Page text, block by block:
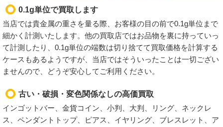
0.1g単位で買取します
当店では貴金属の重さを量る際、お客様の目の前で0.1g単位まで
細かく計測いたします。他の買取店ではお品物を裏に持っていっ
て計測したり、0.1g単位の端数は切り捨てて買取価格を計算する
ケースもあるようですが、当店ではそういったことは一切ござい
ませんので、どうぞ安心してご利用ください。
古い・破損・変色関係なしの高価買取
インゴットバー、金貨コイン、小判、大判、リング、ネックレ
ス、ペンダントトップ、ピアス、イヤリング、ブレスレット、ア